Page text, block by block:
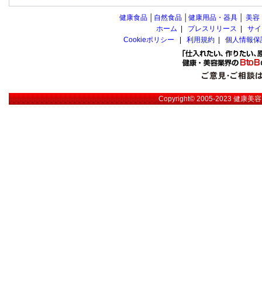
健康食品 自然食品 健康用品・器具 美容
ホーム
プレスリリース
サ
Cookieポリシー
利用規約 個人情報
Copyright© 2005-2023健康美